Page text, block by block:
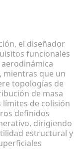
el diseñador
funcionales
mientras que un
topologías de
de masa
límites de colisión
definidos
dirigiendo
estructural y